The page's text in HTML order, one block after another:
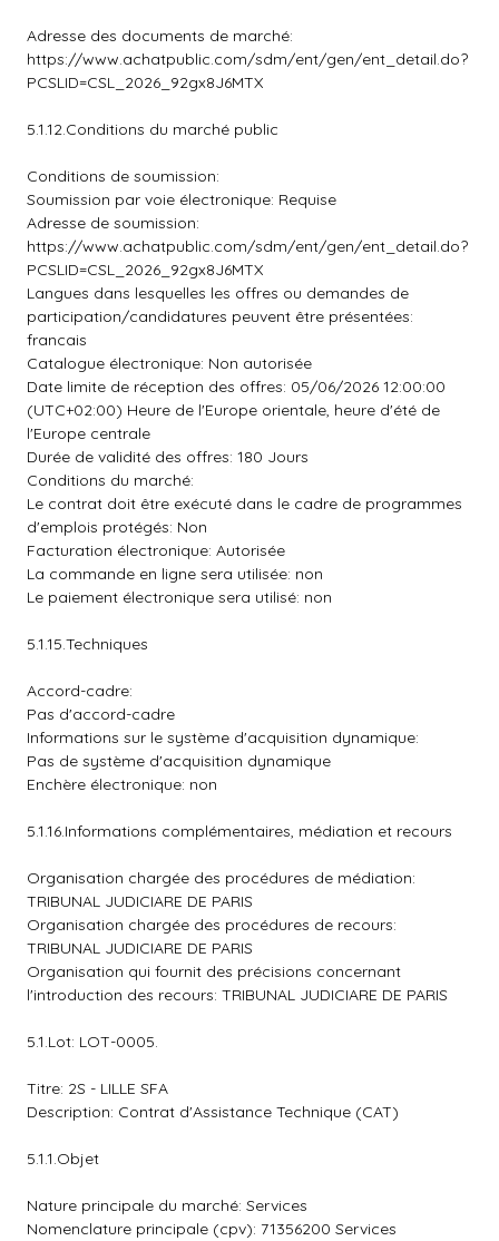
Adresse des documents de marché:
https://www.achatpublic.com/sdm/ent/gen/ent_detail.do?
PCSLID=CSL_2026_92gx8J6MTX
5.1.12.Conditions du marché public
Conditions de soumission:
Soumission par voie électronique: Requise
Adresse de soumission:
https://www.achatpublic.com/sdm/ent/gen/ent_detail.do?
PCSLID=CSL_2026_92gx8J6MTX
Langues dans lesquelles les offres ou demandes de
participation/candidatures peuvent être présentées:
francais
Catalogue électronique: Non autorisée
Date limite de réception des offres: 05/06/2026 12:00:00
(UTC+02:00) Heure de l'Europe orientale, heure d'été de
l'Europe centrale
Durée de validité des offres: 180 Jours
Conditions du marché:
Le contrat doit être exécuté dans le cadre de programmes
d'emplois protégés: Non
Facturation électronique: Autorisée
La commande en ligne sera utilisée: non
Le paiement électronique sera utilisé: non
5.1.15.Techniques
Accord-cadre:
Pas d'accord-cadre
Informations sur le système d'acquisition dynamique:
Pas de système d'acquisition dynamique
Enchère électronique: non
5.1.16.Informations complémentaires, médiation et recours
Organisation chargée des procédures de médiation:
TRIBUNAL JUDICIARE DE PARIS
Organisation chargée des procédures de recours:
TRIBUNAL JUDICIARE DE PARIS
Organisation qui fournit des précisions concernant
l'introduction des recours: TRIBUNAL JUDICIARE DE PARIS
5.1.Lot: LOT-0005.
Titre: 2S - LILLE SFA
Description: Contrat d'Assistance Technique (CAT)
5.1.1.Objet
Nature principale du marché: Services
Nomenclature principale (cpv): 71356200 Services